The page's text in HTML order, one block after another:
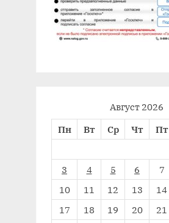
Август 2026
Пн
Вт Ср Чт Пт
3
4 5 6 7
10
11 12 13 14
17
18 19 20 21